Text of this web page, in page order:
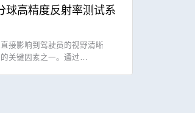
球高精度反射率测试系
接影响到驾驶员的视野清晰
关键因素之一。通过…